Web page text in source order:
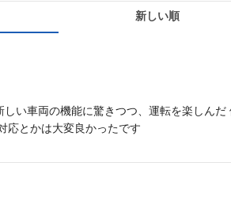
新しい順
い車両の機能に驚きつつ、運転を楽しん
イント 店舗の対応とかは大変良かったです